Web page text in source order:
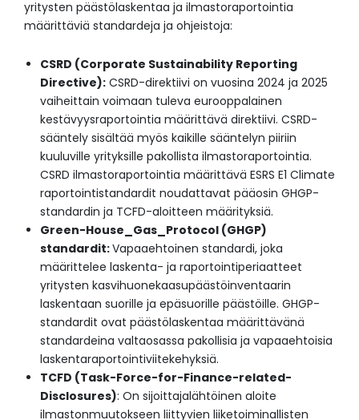
yritysten päästölaskentaa ja ilmastoraportointia
määrittäviä standardeja ja ohjeistoja:
CSRD (Corporate Sustainability Reporting
Directive): CSRD-direktiivi on vuosina 2024 ja 2025
vaiheittain voimaan tuleva eurooppalainen
kestävyysraportointia määrittävä direktiivi. CSRD-
sääntely sisältää myös kaikille sääntelyn piiriin
kuuluville yrityksille pakollista ilmastoraportointia.
CSRD ilmastoraportointia määrittävä ESRS E1 Climate
raportointistandardit noudattavat pääosin GHGP-
standardin ja TCFD-aloitteen määrityksiä.
Green-House_Gas_Protocol (GHGP)
standardit:Vapaaehtoinen standardi, joka
määrittelee laskenta- ja raportointiperiaatteet
yritysten kasvihuonekaasupäästöinventaarin
laskentaan suorille ja epäsuorille päästöille. GHGP-
standardit ovat päästölaskentaa määrittävänä
standardeina valtaosassa pakollisia ja vapaaehtoisia
laskentaraportointiviitekehyksiä.
TCFD (Task-Force-for-Finance-related-
Disclosures): On sijoittajalähtöinen aloite
ilmastonmuutokseen liittyvien liiketoiminallisten